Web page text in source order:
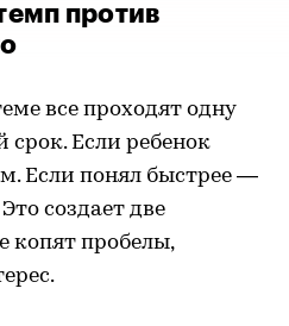
против
все проходят одну
срок. Если ребенок
Если понял быстрее —
создает две
копят пробелы,